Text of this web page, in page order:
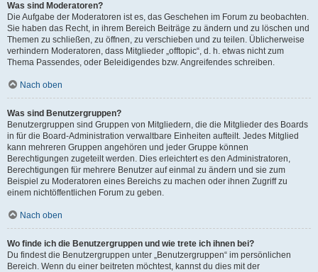
Was sind Moderatoren?
Die Aufgabe der Moderatoren ist es, das Geschehen im Forum zu beobachten.
Sie haben das Recht, in ihrem Bereich Beiträge zu ändern und zu löschen und
Themen zu schließen, zu öffnen, zu verschieben und zu teilen. Üblicherweise
verhindern Moderatoren, dass Mitglieder „offtopic“, d. h. etwas nicht zum
Thema Passendes, oder Beleidigendes bzw. Angreifendes schreiben.
Nach oben
Was sind Benutzergruppen?
Benutzergruppen sind Gruppen von Mitgliedern, die die Mitglieder des Boards
in für die Board-Administration verwaltbare Einheiten aufteilt. Jedes Mitglied
kann mehreren Gruppen angehören und jeder Gruppe können
Berechtigungen zugeteilt werden. Dies erleichtert es den Administratoren,
Berechtigungen für mehrere Benutzer auf einmal zu ändern und sie zum
Beispiel zu Moderatoren eines Bereichs zu machen oder ihnen Zugriff zu
einem nichtöffentlichen Forum zu geben.
Nach oben
Wo finde ich die Benutzergruppen und wie trete ich ihnen bei?
Du findest die Benutzergruppen unter „Benutzergruppen“ im persönlichen
Bereich. Wenn du einer beitreten möchtest, kannst du dies mit der